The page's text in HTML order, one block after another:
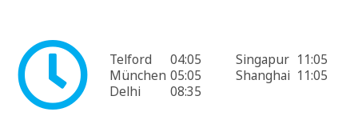
Telford
04:05
München 05:05
Delhi
08:35
Singapur 11:05
Shanghai 11:05